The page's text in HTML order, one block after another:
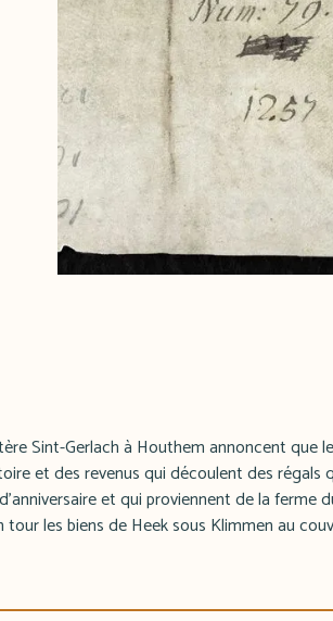
Sint-Gerlach à Houthem annoncent que
et des revenus qui découlent des régals
et qui proviennent de la ferme
les biens de Heek sous Klimmen au